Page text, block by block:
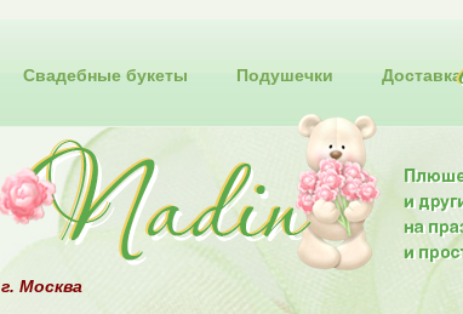
Свадебные букеты Подушечки Доставка
г. Москва